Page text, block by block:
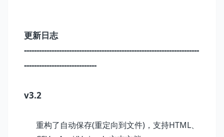
更新日志
----------------------------------------------------------------------
-----------------------------
v3.2
重构了自动保存(重定向到文件)，支持HTML、